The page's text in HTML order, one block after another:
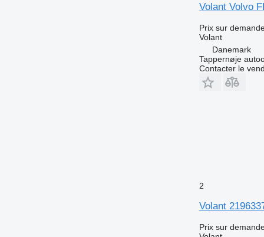
Volant Volvo
Prix sur
Volant
Danemark
Tappernøje
Contacter le
2
Volant
Prix sur